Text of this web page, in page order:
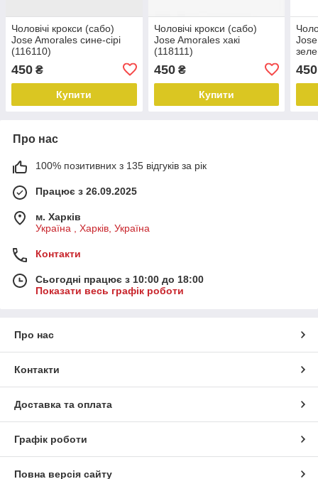
Чоловічі крокси (сабо)
Jose Amorales сине-сірі
(116110)
450 ₴
Купити
Чоловічі крокси (сабо)
Jose Amorales хакі
(118111)
450₴
Купити
450
Про нас
100% позитивних з 135 відгуків за рік
Працює з 26.09.2025
м. Харків
Україна , Харків, Україна
Контакти
Сьогодні працює з 10:00 до 18:00
Показати весь графік роботи
Про нас
Контакти
Доставка та оплата
Графік роботи
Повна версія сайту